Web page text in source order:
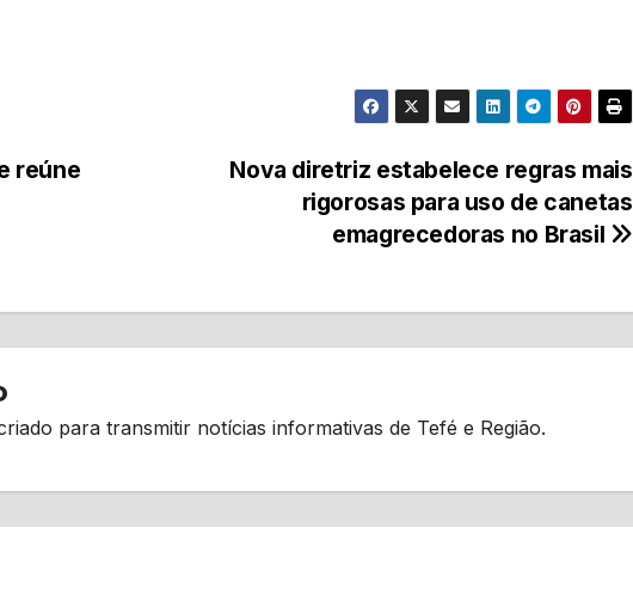
Nova diretriz estabelece regras mais
rigorosas para uso de canetas
emagrecedoras no Brasil
reúne
para transmitir notícias informativas de Tefé e Região.